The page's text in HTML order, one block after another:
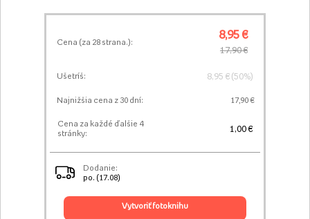
Cena (za 28 strana.):
8,95 €
17,90 €
Ušetríš: 8,95 € (50%)
Najnižšia cena z 30 dní: 17,90 €
Cena za každé ďalšie 4
stránky:
1,00 €
Dodanie:
po. (17.08)
vytvoriť fotoknihu